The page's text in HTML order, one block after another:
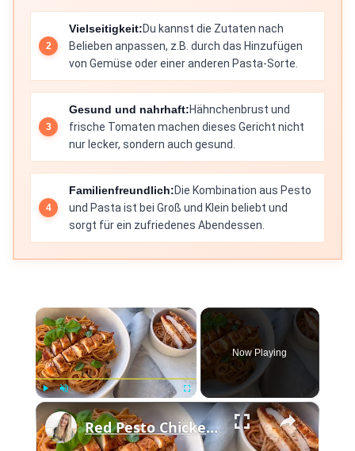
Vielseitigkeit:Du kannst die Zutaten nach
Belieben anpassen, z.B. durch das Hinzufügen
von Gemüse oder einer anderen Pasta-Sorte.
Gesund und nahrhaft:Hähnchenbrust und
frische Tomaten machen dieses Gericht nicht
nur lecker, sondern auch gesund.
Familienfreundlich:Die Kombination aus Pesto
und Pasta ist bei Groß und Klein beliebt und
sorgt für ein zufriedenes Abendessen.
×
Fullscreen
Now Playing
×
Red Pesto Chicken Pasta | 25 Minute Meal